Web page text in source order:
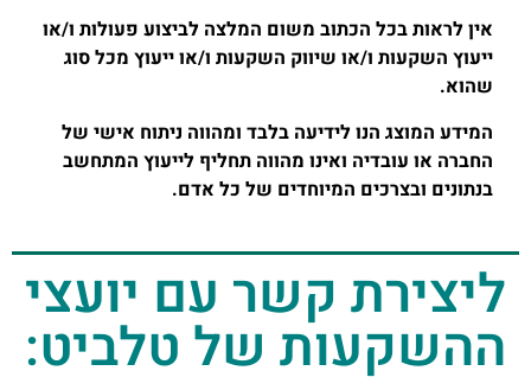
אין לראות בכל הכתוב משום המלצה לביצוע פעולות ו/או
ייעוץ השקעות ו/או שיווק השקעות ו/או ייעוץ מכל סוג
שהוא.
המידע המוצג הנו לידיעה בלבד ומהווה ניתוח אישי של
החברה או עובדיה ואינו מהווה תחליף לייעוץ המתחשב
בנתונים ובצרכים המיוחדים של כל אדם.
ליצירת קשר עם יועצי
ההשקעות של טלביט:​